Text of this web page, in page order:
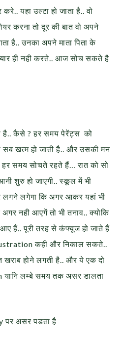
यहा उल्टा हो जाता है.. वो
करना तो दूर की बात वो अपने
है.. उनका अपने माता पिता के
प्यार ही नही करते.. आज सोच सकते है
है.. कैसे ? हर समय पेरेंट्स को
खत्म हो जाती है.. और उसकी मन
समय सोचते रहते हैं… रात को सो
शुरु हो जाएगी.. स्कूल में भी
लगने लगेगा कि अगर आकर यहां भी
नही आएगें तो भी तनाव.. क्योकि
हैं.. पूरी तरह से कंफ्यूज हो जाते हैं
कही और निकाल सकते..
होने लगती है.. और ये एक दो
यानि लम्बे समय तक असर डालता
पर असर पडता है